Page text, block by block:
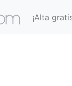
¡Alta